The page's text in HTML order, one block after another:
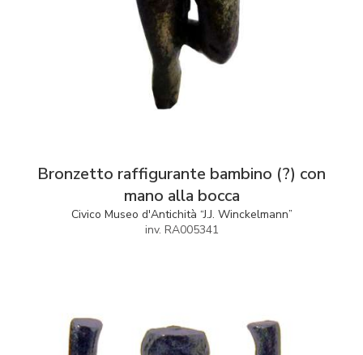
Bronzetto raffigurante bambino (?) con
mano alla bocca
Civico Museo d'Antichità “J.J. Winckelmann”
inv. RA005341